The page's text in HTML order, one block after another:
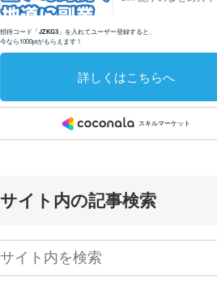
サイト内の記事検索